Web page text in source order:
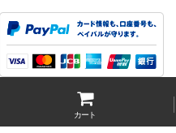
カート